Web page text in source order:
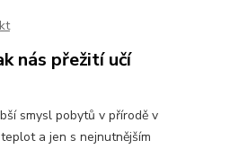
nás přežití učí
smysl pobytů v přírodě v
a jen s nejnutnějším